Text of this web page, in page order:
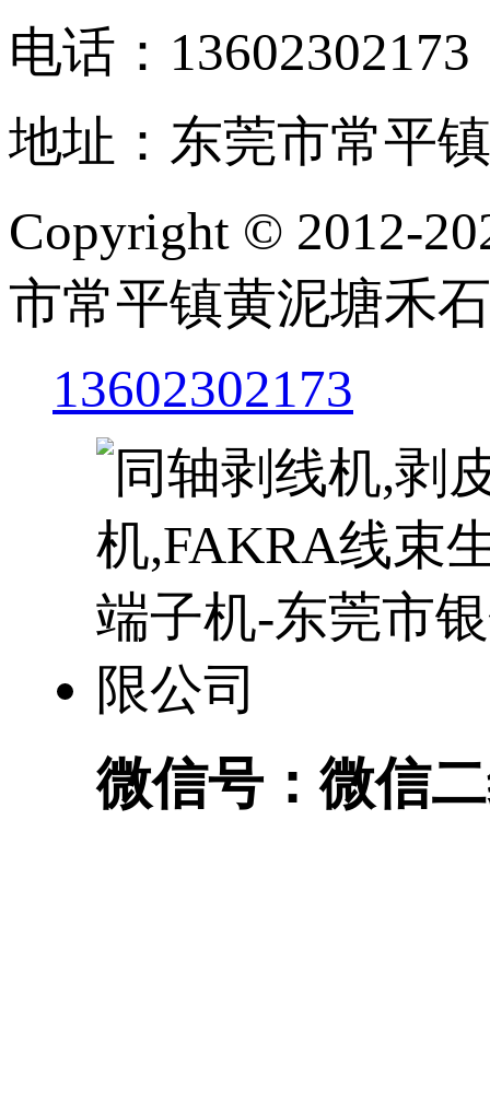
电话：13602302173
地址：东莞市常平
Copyright © 2012-
市常平镇黄泥塘禾
13602302173
微信号：微信